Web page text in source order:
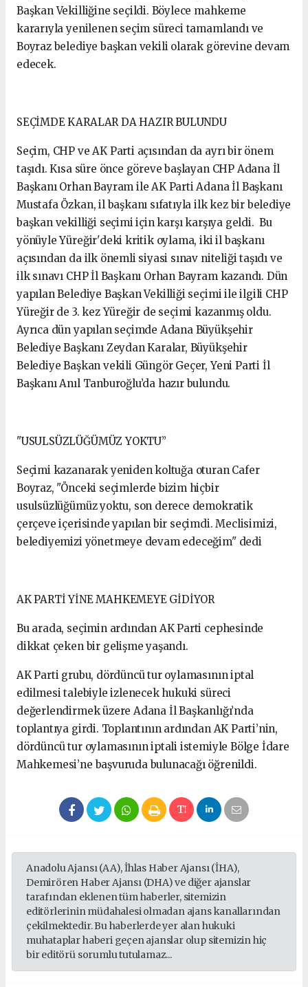
Başkan Vekilliğine seçildi. Böylece mahkeme
kararıyla yenilenen seçim süreci tamamlandı ve
Boyraz belediye başkan vekili olarak görevine devam
edecek.
SEÇİMDE KARALAR DA HAZIR BULUNDU
Seçim, CHP ve AK Parti açısından da ayrı bir önem
taşıdı. Kısa süre önce göreve başlayan CHP Adana İl
Başkanı Orhan Bayram ile AK Parti Adana İl Başkanı
Mustafa Özkan, il başkanı sıfatıyla ilk kez bir belediye
başkan vekilliği seçimi için karşı karşıya geldi. Bu
yönüyle Yüreğir'deki kritik oylama, iki il başkanı
açısından da ilk önemli siyasi sınav niteliği taşıdı ve
ilk sınavı CHP İl Başkanı Orhan Bayram kazandı. Dün
yapılan Belediye Başkan Vekilliği seçimi ile ilgili CHP
Yüreğir de 3. kez Yüreğir de seçimi kazanmış oldu.
Ayrıca dün yapılan seçimde Adana Büyükşehir
Belediye Başkanı Zeydan Karalar, Büyükşehir
Belediye Başkan vekili Güngör Geçer, Yeni Parti İl
Başkanı Anıl Tanburoğlu’da hazır bulundu.
"USULSÜZLÜĞÜMÜZ YOKTU”
Seçimi kazanarak yeniden koltuğa oturan Cafer
Boyraz, "Önceki seçimlerde bizim hiçbir
usulsüzlüğümüz yoktu, son derece demokratik
çerçeve içerisinde yapılan bir seçimdi. Meclisimizi,
belediyemizi yönetmeye devam edeceğim" dedi
AK PARTİ YİNE MAHKEMEYE GİDİYOR
Bu arada, seçimin ardından AK Parti cephesinde
dikkat çeken bir gelişme yaşandı.
AK Parti grubu, dördüncü tur oylamasının iptal
edilmesi talebiyle izlenecek hukuki süreci
değerlendirmek üzere Adana İl Başkanlığı’nda
toplantıya girdi. Toplantının ardından AK Parti’nin,
dördüncü tur oylamasının iptali istemiyle Bölge İdare
Mahkemesi’ne başvuruda bulunacağı öğrenildi.
Anadolu Ajansı (AA), İhlas Haber Ajansı (İHA),
Demirören Haber Ajansı (DHA) ve diğer ajanslar
tarafından eklenen tüm haberler, sitemizin
editörlerinin müdahalesi olmadan ajans kanallarından
çekilmektedir. Bu haberlerde yer alan hukuki
muhataplar haberi geçen ajanslar olup sitemizin hiç
bir editörü sorumlu tutulamaz...